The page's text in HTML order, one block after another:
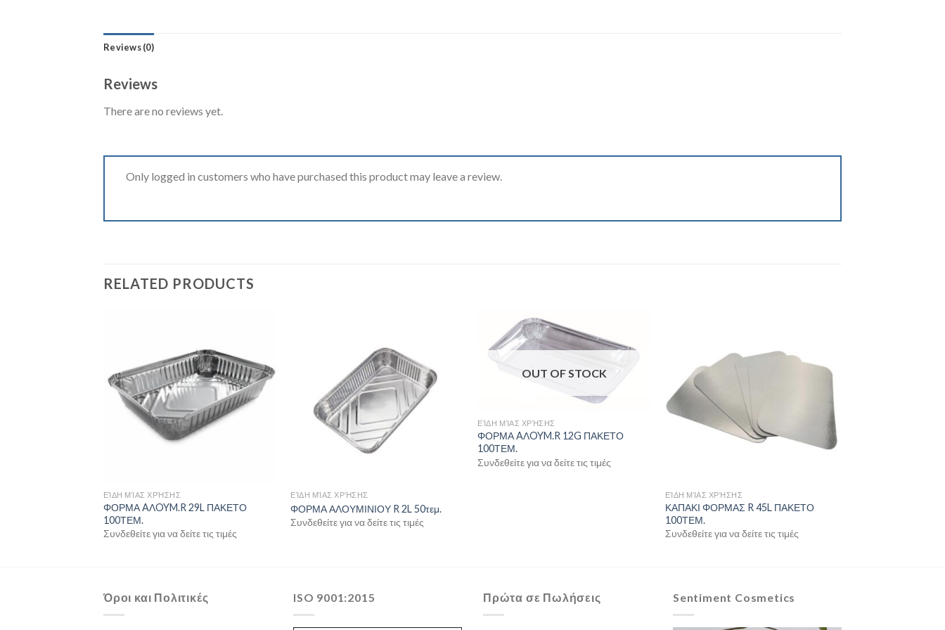
Reviews (0)
Reviews
There are no reviews yet.
Only logged in customers who have purchased this product may leave a review.
RELATED PRODUCTS
ΕΊΔΗ ΜΊΑΣ ΧΡΉΣΗΣ
ΦΟΡΜΑ AΛOYM.R 29L ΠΑΚΕΤΟ
100ΤΕΜ.
Συνδεθείτε για να δείτε τις τιμές
ΕΊΔΗ ΜΊΑΣ ΧΡΉΣΗΣ
ΦΟΡΜΑ ΑΛΟΥΜΙΝΙΟΥ R 2L 50τεμ.
Συνδεθείτε για να δείτε τις τιμές
OUT OF STOCK
ΕΊΔΗ ΜΊΑΣ ΧΡΉΣΗΣ
ΦΟΡΜΑ AΛOYM.R 12G ΠΑΚΕΤΟ
100ΤΕΜ.
Συνδεθείτε για να δείτε τις τιμές
ΕΊΔΗ ΜΊΑΣ ΧΡΉΣΗΣ
ΚΑΠΑΚΙ ΦΟΡΜΑΣ R 45L ΠΑΚΕΤΟ
100ΤΕΜ.
Συνδεθείτε για να δείτε τις τιμές
Όροι και Πολιτικές ISO 9001:2015 Πρώτα σε Πωλήσεις Sentiment Cosmetics